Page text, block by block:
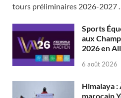
tours préliminaires 2026-2027
Sports
aux
2026 en
6 août 2026
Himalaya :
marocain